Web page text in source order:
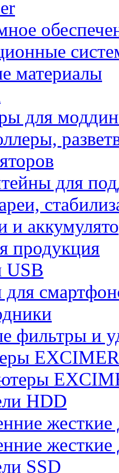
материалы
для
для
и
продукция
USB
для
фильтры и
HDD
SSD